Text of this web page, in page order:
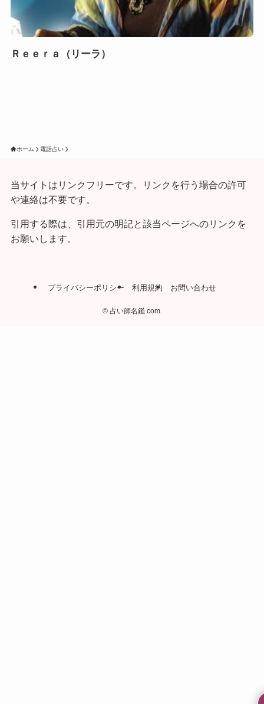
Ｒｅｅｒａ（リーラ）
ホーム 電話占い
当サイトはリンクフリーです。リンクを行う場合の許可
や連絡は不要です。
引用する際は、引用元の明記と該当ページへのリンクを
お願いします。
プライバシーポリシー 利用規約 お問い合わせ
©占い師名鑑.com.